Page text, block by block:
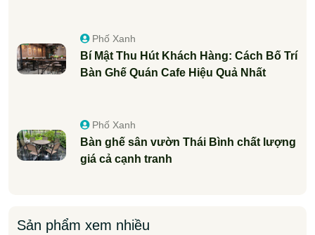
Phố Xanh
Bí Mật Thu Hút Khách Hàng: Cách Bố Trí
Bàn Ghế Quán Cafe Hiệu Quả Nhất
Phố Xanh
Bàn ghế sân vườn Thái Bình chất lượng
giá cả cạnh tranh
Sản phẩm xem nhiều